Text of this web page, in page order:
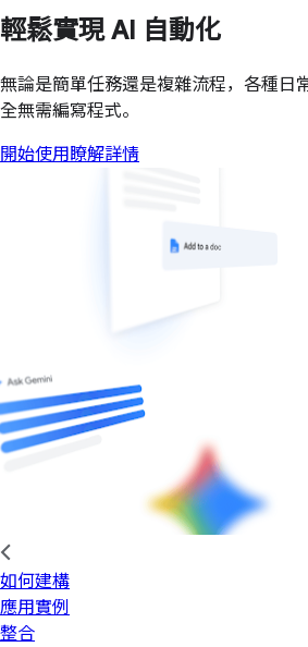
輕鬆實現 AI 自動化
無論是簡單任務還是複雜流程，各種日
全無需編寫程式。
開始使用瞭解詳情
如何建構
應用實例
整合